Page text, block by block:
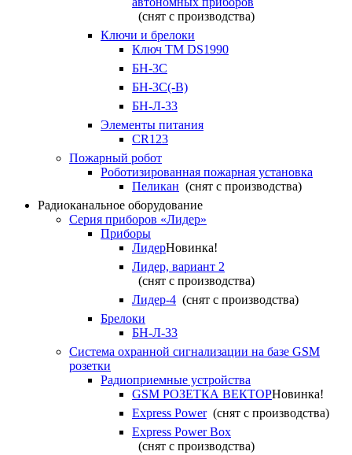
(снят с производства)
Ключи и брелоки
Ключ TM DS1990
БН-3С
БН-3С(-В)
БН-Л-33
Элементы питания
CR123
Пожарный робот
Роботизированная пожарная установка
Пеликан (снят с производства)
Радиоканальное оборудование
Серия приборов «Лидер»
Приборы
ЛидерНовинка!
Лидер, вариант 2
(снят с производства)
Лидер-4 (снят с производства)
Брелоки
БН-Л-33
Система охранной сигнализации на базе GSM
розетки
Радиоприемные устройства
GSM РОЗЕТКА ВЕКТОРНовинка!
Express Power(снят с производства)
Express Power Box
(снят с производства)